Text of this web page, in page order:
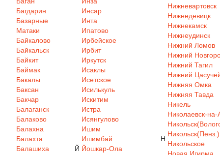
Багдарин
Базарные
Матаки
Байкалово
Байкальск
Байкит
Баймак
Бакалы
Баксан
Бакчар
Балаганск
Балаково
Балахна
Балахта
Балашиха
Инсар
Инта
Ипатово
Ирбейское
Ирбит
Иркутск
Исаклы
Исетское
Исилькуль
Искитим
Истра
Исянгулово
Ишим
Ишимбай
Й Йошкар-Ола
Н
Нижневартовск
Нижнедевицк
Нижнекамск
Нижнеудинск
Нижний Ломов
Нижний
Нижний Тагил
Нижний
Нижняя Омка
Нижняя Тавда
Никель
Николаевск-
Никольск(Пенз.)
Никольское